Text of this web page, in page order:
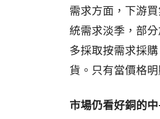
需求方面，下游
統需求淡季，部
多採取按需求採
貨。只有當價格
市場仍看好銅的